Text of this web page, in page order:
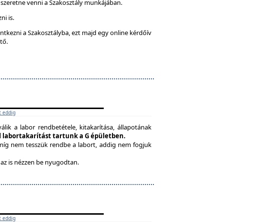
venni a Szakosztály munkájában.
is.
a Szakosztályba, ezt majd egy online kérdőív
eddig
a labor rendbetétele, kitakarítása, állapotának
labortakarítást tartunk a G épületben.
nem tesszük rendbe a labort, addig nem fogjuk
is nézzen be nyugodtan.
eddig